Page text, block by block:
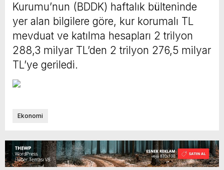
Kurumu’nun (BDDK) haftalık bülteninde
yer alan bilgilere göre, kur korumalı TL
mevduat ve katılma hesapları 2 trilyon
288,3 milyar TL’den 2 trilyon 276,5 milyar
TL’ye geriledi.
Ekonomi